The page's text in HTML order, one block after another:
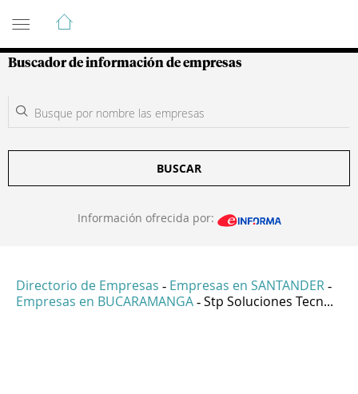
Guía de Empresas Colombianas
Buscador de información de empresas
BUSCAR
Información ofrecida por:
Directorio de Empresas - Empresas en SANTANDER -
Empresas en BUCARAMANGA - Stp Soluciones Tecn...